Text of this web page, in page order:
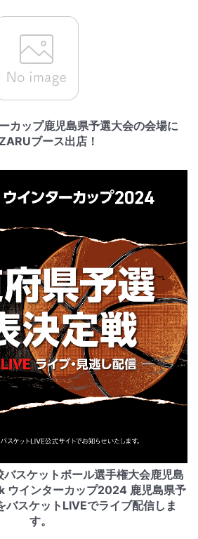
カップ鹿児島県予選大会の会場に
ブース出店！
スケットボール選手権大会鹿児島
ウインターカップ2024 鹿児島県予
バスケットLIVEでライブ配信しま
す。